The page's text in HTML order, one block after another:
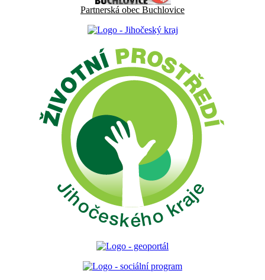
Partnerská obec Buchlovice